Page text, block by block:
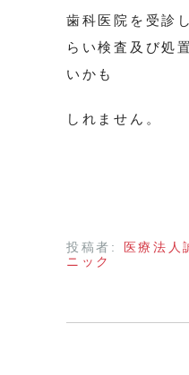
歯科医院を受診
らい検査及び処
いかも
しれません。
投稿者:
医療法人
ニック